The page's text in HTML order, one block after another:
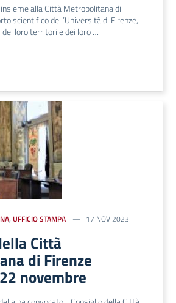
alla Città Metropolitana di
scientifico dell’Università di Firenze,
dei loro territori e dei loro …
, UFFICIO STAMPA 17 NOV 2023
Città
di Firenze
novembre